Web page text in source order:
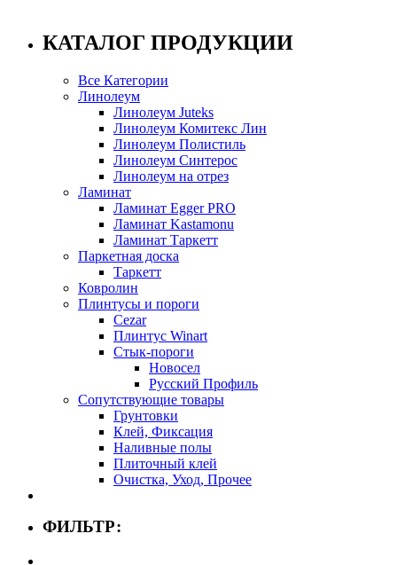
КАТАЛОГ ПРОДУКЦИИ
Все Категории
Линолеум
Линолеум Juteks
Линолеум Комитекс Лин
Линолеум Полистиль
Линолеум Синтерос
Линолеум на отрез
Ламинат
Ламинат Egger PRO
Ламинат Kastamonu
Ламинат Таркетт
Паркетная доска
Таркетт
Ковролин
Плинтусы и пороги
Cezar
Плинтус Winart
Стык-пороги
Новосел
Русский Профиль
Сопутствующие товары
Грунтовки
Клей, Фиксация
Наливные полы
Плиточный клей
Очистка, Уход, Прочее
ФИЛЬТР: